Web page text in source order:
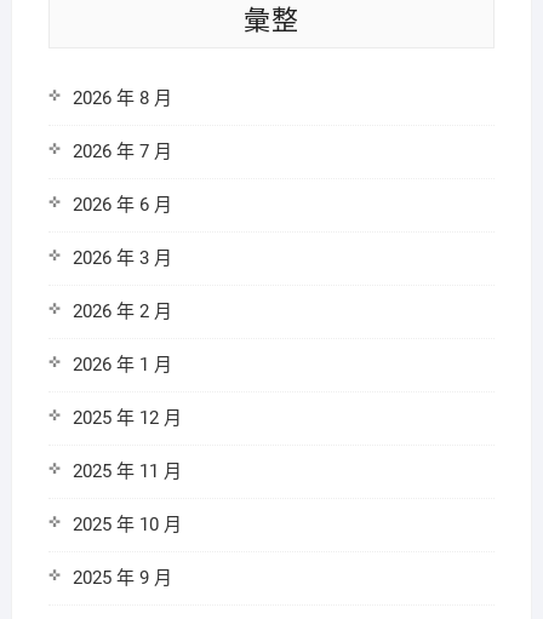
彙整
2026 年 8 月
2026 年 7 月
2026 年 6 月
2026 年 3 月
2026 年 2 月
2026 年 1 月
2025 年 12 月
2025 年 11 月
2025 年 10 月
2025 年 9 月